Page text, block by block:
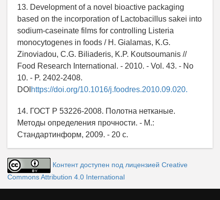
13. Development of a novel bioactive packaging
based on the incorporation of Lactobacillus sakei into
sodium-caseinate films for controlling Listeria
monocytogenes in foods / H. Gialamas, K.G.
Zinoviadou, C.G. Biliaderis, K.P. Koutsoumanis //
Food Research International. - 2010. - Vol. 43. - No
10. - P. 2402-2408.
DOI https://doi.org/10.1016/j.foodres.2010.09.020.
14. ГОСТ Р 53226-2008. Полотна нетканые.
Методы определения прочности. - М.:
Стандартинформ, 2009. - 20 с.
Контент доступен под лицензией Creative
Commons Attribution 4.0 International